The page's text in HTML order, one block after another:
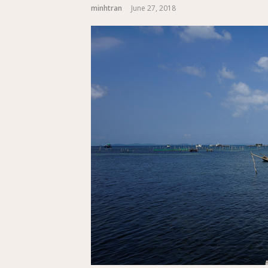
minhtran June 27, 2018